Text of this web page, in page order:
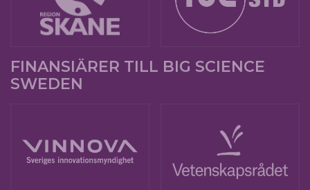
FINANSIÄRER TILL BIG SCIENCE
SWEDEN